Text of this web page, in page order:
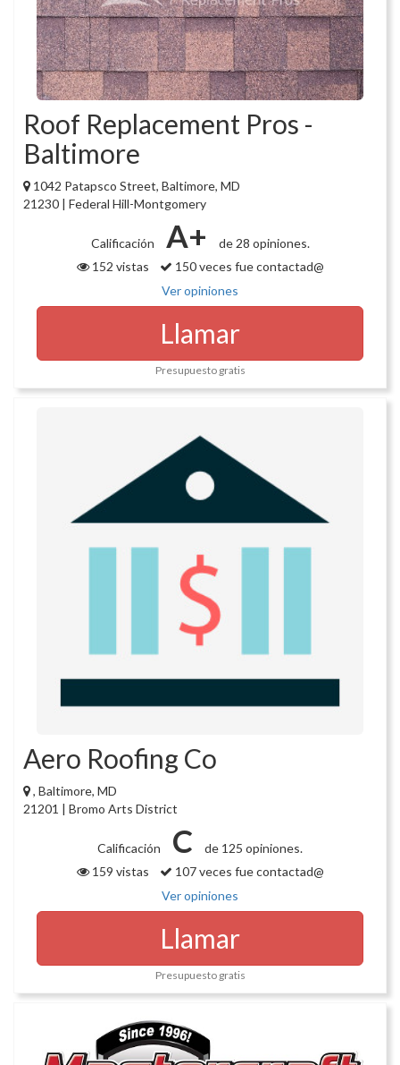
Roof Replacement Pros -
Baltimore
1042 Patapsco Street, Baltimore, MD
21230 | Federal Hill-Montgomery
Calificación A+
de 28 opiniones.
152 vistas
150 veces fue contactad@
Ver opiniones
Llamar
Presupuesto gratis
Aero Roofing Co
, Baltimore, MD
21201 | Bromo Arts District
Calificación C
de 125 opiniones.
159 vistas
107 veces fue contactad@
Ver opiniones
Llamar
Presupuesto gratis